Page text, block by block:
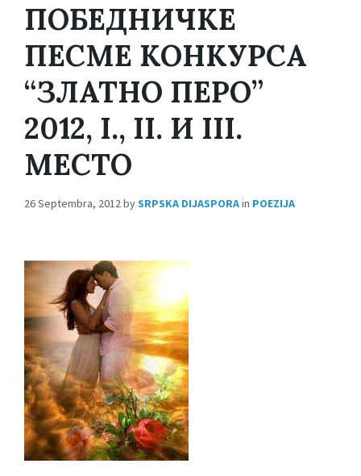
ПОБЕДНИЧКЕ
ПЕСМЕ КОНКУРСА
“ЗЛАТНО ПЕРО”
2012, I., II. И III.
МЕСТО
26 Septembra, 2012bySRPSKA DIJASPORAin POEZIJA